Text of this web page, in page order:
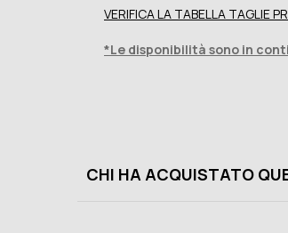
VERIFICA LA TABELLA TAGLIE
*Le disponibilità sono in
CHI HA ACQUISTATO